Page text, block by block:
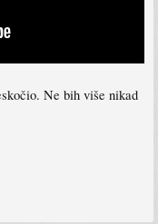
Ne bih više nikad